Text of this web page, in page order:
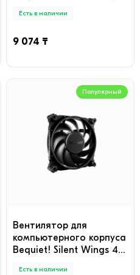
Есть в наличии
9 074 ₸
Популярный
Вентилятор для
компьютерного корпуса
Bequiet! Silent Wings 4
Есть в наличии